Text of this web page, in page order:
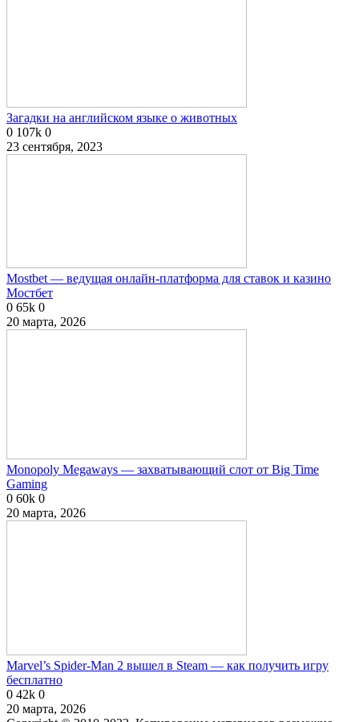
Загадки на английском языке о животных
0 107k 0
23 сентября, 2023
Mostbet — ведущая онлайн-платформа для ставок и казино
Мостбет
0 65k 0
20 марта, 2026
Monopoly Megaways — захватывающий слот от Big Time
Gaming
0 60k 0
20 марта, 2026
Marvel’s Spider-Man 2 вышел в Steam — как получить игру
бесплатно
0 42k 0
20 марта, 2026